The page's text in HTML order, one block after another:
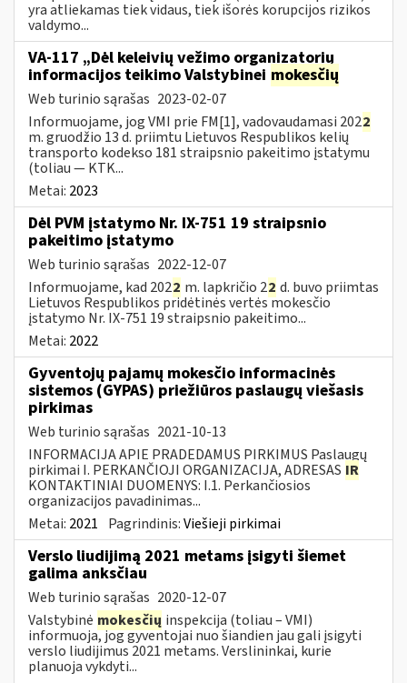
yra atliekamas tiek vidaus, tiek išorės korupcijos rizikos
valdymo...
VA-117 „Dėl keleivių vežimo organizatorių
informacijos teikimo Valstybinei mokesčių
Web turinio sąrašas 2023-02-07
Informuojame, jog VMI prie FM[1], vadovaudamasi 2022
m. gruodžio 13 d. priimtu Lietuvos Respublikos kelių
transporto kodekso 181 straipsnio pakeitimo įstatymu
(toliau — KTK...
Metai: 2023
Dėl PVM įstatymo Nr. IX-751 19 straipsnio
pakeitimo įstatymo
Web turinio sąrašas 2022-12-07
Informuojame, kad 2022 m. lapkričio 22 d. buvo priimtas
Lietuvos Respublikos pridėtinės vertės mokesčio
įstatymo Nr. IX-751 19 straipsnio pakeitimo...
Metai: 2022
Gyventojų pajamų mokesčio informacinės
sistemos (GYPAS) priežiūros paslaugų viešasis
pirkimas
Web turinio sąrašas 2021-10-13
INFORMACIJA APIE PRADEDAMUS PIRKIMUS Paslaugų
pirkimai I. PERKANČIOJI ORGANIZACIJA, ADRESAS IR
KONTAKTINIAI DUOMENYS: I.1. Perkančiosios
organizacijos pavadinimas...
Metai: 2021 Pagrindinis:Viešieji pirkimai
Verslo liudijimą 2021 metams įsigyti šiemet
galima anksčiau
Web turinio sąrašas 2020-12-07
Valstybinė mokesčių inspekcija (toliau – VMI)
informuoja, jog gyventojai nuo šiandien jau gali įsigyti
verslo liudijimus 2021 metams. Verslininkai, kurie
planuoja vykdyti...